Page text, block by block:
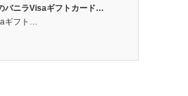
バニラVisaギフトカード…
ギフト…